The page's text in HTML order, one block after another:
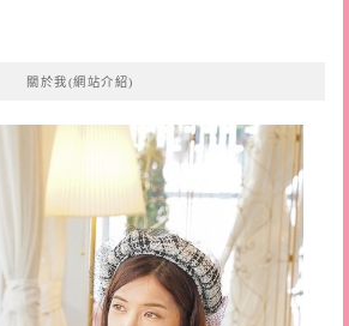
關於我(網站介紹)